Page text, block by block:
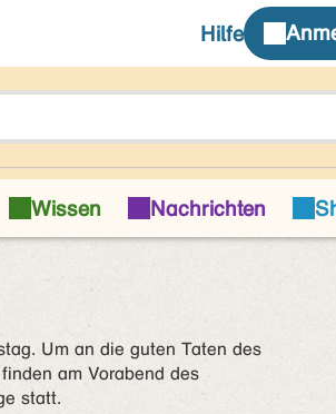
Um an die guten Taten des
am Vorabend des
statt.